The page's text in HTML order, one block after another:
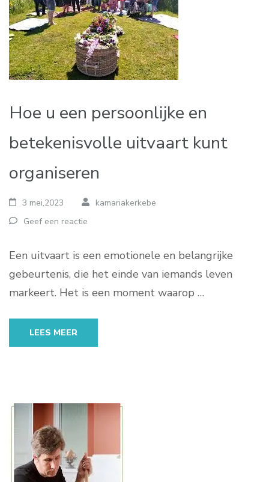
Hoe u een persoonlijke en
betekenisvolle uitvaart kunt
organiseren
3 mei,2023
kamariakerkebe
Geef een reactie
Een uitvaart is een emotionele en belangrijke
gebeurtenis, die het einde van iemands leven
markeert. Het is een moment waarop …
LEES MEER